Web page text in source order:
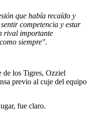
que había recaído y
competencia y estar
rival importante
siempre".
de los Tigres, Ozziel
previo al cuje del equipo
fue claro.